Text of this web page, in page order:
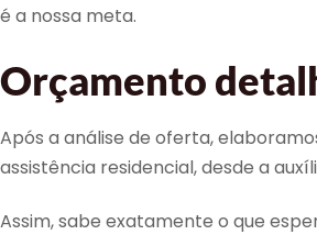
é a nossa meta.
Orçamento
Após a análise de oferta,
assistência residencial, desde a
Assim, sabe exatamente o que